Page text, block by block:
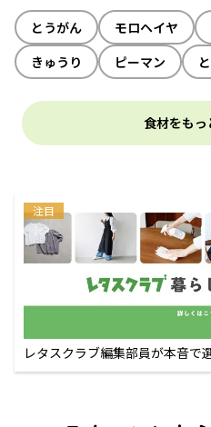
とうがん モロヘイヤ
きゅうり
ピーマン
食材をもっ
注目
レタスクラブ編集部員が本音で